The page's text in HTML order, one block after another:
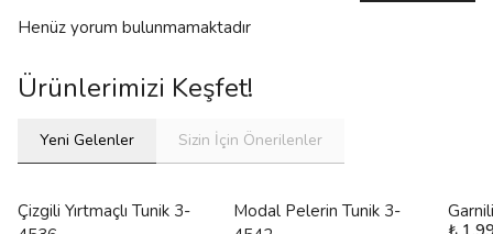
Henüz yorum bulunmamaktadır
Ürünlerimizi Keşfet!
Yeni Gelenler Sizin İçin Önerilenler
Çizgili Yırtmaçlı Tunik 3-
Modal Pelerin Tunik 3-